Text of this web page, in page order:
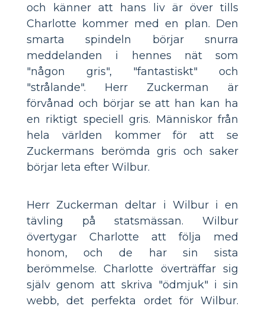
och känner att hans liv är över tills
Charlotte kommer med en plan. Den
smarta spindeln börjar snurra
meddelanden i hennes nät som
"någon gris", "fantastiskt" och
"strålande". Herr Zuckerman är
förvånad och börjar se att han kan ha
en riktigt speciell gris. Människor från
hela världen kommer för att se
Zuckermans berömda gris och saker
börjar leta efter Wilbur.
Herr Zuckerman deltar i Wilbur i en
tävling på statsmässan. Wilbur
övertygar Charlotte att följa med
honom, och de har sin sista
berömmelse. Charlotte överträffar sig
själv genom att skriva "ödmjuk" i sin
webb, det perfekta ordet för Wilbur.